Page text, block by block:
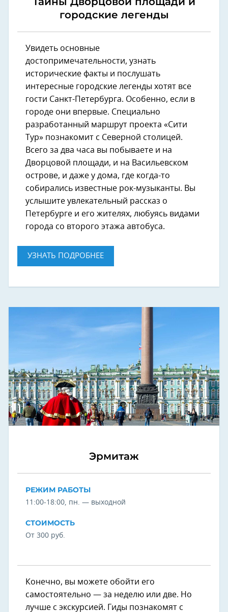
городские легенды
Увидеть основные
достопримечательности, узнать
исторические факты и послушать
интересные городские легенды хотят все
гости Санкт-Петербурга. Особенно, если в
городе они впервые. Специально
разработанный маршрут проекта «Сити
Тур» познакомит с Северной столицей.
Всего за два часа вы побываете и на
Дворцовой площади, и на Васильевском
острове, и даже у дома, где когда-то
собирались известные рок-музыканты. Вы
услышите увлекательный рассказ о
Петербурге и его жителях, любуясь видами
города со второго этажа автобуса.
УЗНАТЬ ПОДРОБНЕЕ
Эрмитаж
РЕЖИМ РАБОТЫ
11:00-18:00, пн. — выходной
СТОИМОСТЬ
От 300 руб.
Конечно, вы можете обойти его
самостоятельно — за неделю или две. Но
лучше с экскурсией. Гиды познакомят с